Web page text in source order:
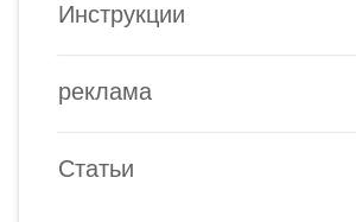
Инструкции
реклама
Статьи